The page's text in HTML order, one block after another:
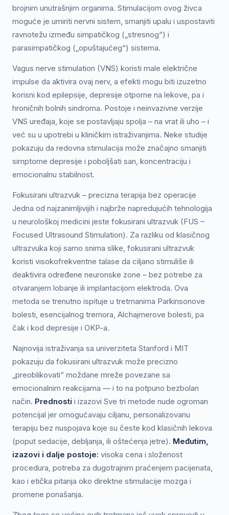
brojnim unutrašnjim organima. Stimulacijom ovog živca
moguće je umiriti nervni sistem, smanjiti upalu i uspostaviti
ravnotežu između simpatičkog („stresnog“) i
parasimpatičkog („opuštajućeg“) sistema.
Vagus nerve stimulation (VNS) koristi male električne
impulse da aktivira ovaj nerv, a efekti mogu biti izuzetno
korisni kod epilepsije, depresije otporne na lekove, pa i
hroničnih bolnih sindroma. Postoje i neinvazivne verzije
VNS uređaja, koje se postavljaju spolja – na vrat ili uho – i
već su u upotrebi u kliničkim istraživanjima. Neke studije
pokazuju da redovna stimulacija može značajno smanjiti
simptome depresije i poboljšati san, koncentraciju i
emocionalnu stabilnost.
Fokusirani ultrazvuk – precizna terapija bez operacije
Jedna od najzanimljivijih i najbrže napredujućih tehnologija
u neurološkoj medicini jeste fokusirani ultrazvuk (FUS –
Focused Ultrasound Stimulation). Za razliku od klasičnog
ultrazvuka koji samo snima slike, fokusirani ultrazvuk
koristi visokofrekventne talase da ciljano stimuliše ili
deaktivira određene neuronske zone – bez potrebe za
otvaranjem lobanje ili implantacijom elektroda. Ova
metoda se trenutno ispituje u tretmanima Parkinsonove
bolesti, esencijalnog tremora, Alchajmerove bolesti, pa
čak i kod depresije i OKP-a.
Najnovija istraživanja sa univerziteta Stanford i MIT
pokazuju da fokusirani ultrazvuk može precizno
„preoblikovati“ moždane mreže povezane sa
emocionalnim reakcijama — i to na potpuno bezbolan
način. Prednosti i izazovi Sve tri metode nude ogroman
potencijal jer omogućavaju ciljanu, personalizovanu
terapiju bez nuspojava koje su česte kod klasičnih lekova
(poput sedacije, debljanja, ili oštećenja jetre). Međutim,
izazovi i dalje postoje: visoka cena i složenost
procedura, potreba za dugotrajnim praćenjem pacijenata,
kao i etička pitanja oko direktne stimulacije mozga i
promene ponašanja.